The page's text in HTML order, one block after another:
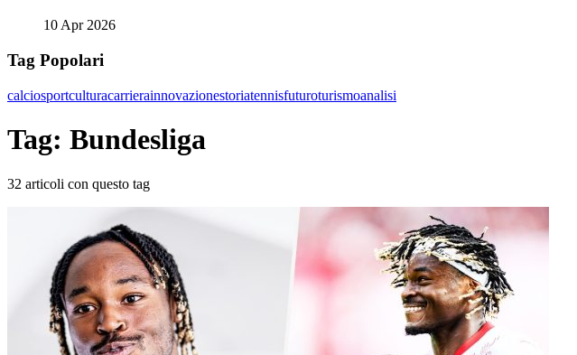
10 Apr 2026
Tag Popolari
calciosportculturacarrierainnovazionestoriatennisfuturoturismoanalisi
Tag: Bundesliga
32 articoli con questo tag